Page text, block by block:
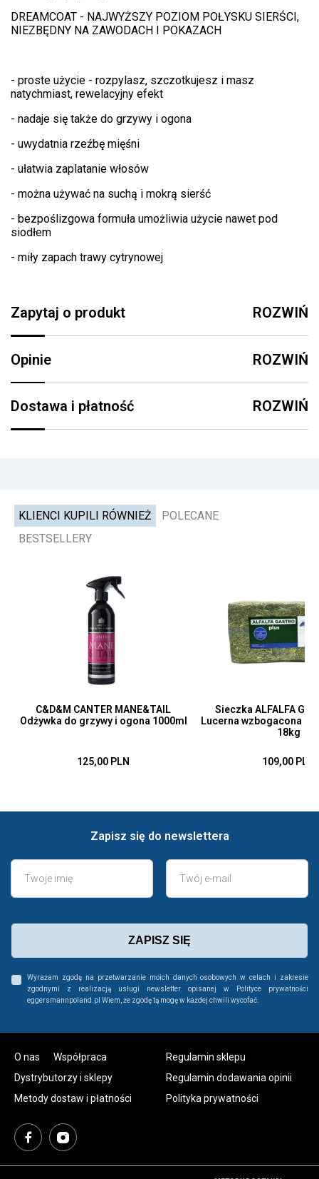
DREAMCOAT - NAJWYŻSZY POZIOM POŁYSKU SIERŚCI,
NIEZBĘDNY NA ZAWODACH I POKAZACH
- proste użycie - rozpylasz, szczotkujesz i masz
natychmiast, rewelacyjny efekt
- nadaje się także do grzywy i ogona
- uwydatnia rzeźbę mięśni
- ułatwia zaplatanie włosów
- można używać na suchą i mokrą sierść
- bezpoślizgowa formuła umożliwia użycie nawet pod
siodłem
- miły zapach trawy cytrynowej
Zapytaj o produkt ROZWIŃ
Opinie ROZWIŃ
Dostawa i płatność ROZWIŃ
KLIENCI KUPILI RÓWNIEŻ
POLECANE
BESTSELLERY
C&D&M CANTER MANE&TAIL
Odżywka do grzywy i ogona 1000ml
125,00 PLN
Sieczka ALFALFA
Lucerna wzbogacona
18kg
109,00 PLN
Zapisz się do newslettera
ZAPISZ SIĘ
Wyrażam zgodę na przetwarzanie moich danych osobowych w celach i zakresie
zgodnymi z realizacją usługi newsletter opisanej w Polityce prywatności
eggersmannpoland.pl Wiem, że zgodę tą mogę w każdej chwili wycofać.
O nas
Współpraca
Dystrybutorzy i sklepy
Metody dostaw i płatności
Regulamin sklepu
Regulamin dodawania opinii
Polityka prywatności